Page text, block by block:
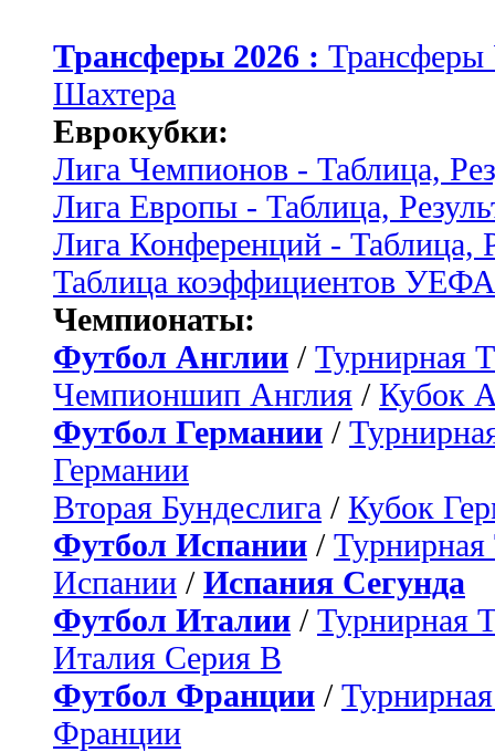
Трансферы 2026 :
Шахтера
Еврокубки:
Лига Чемпионов - Таблица,
Лига Европы - Таблица,
Лига Конференций - Таблица,
Таблица коэффициентов УЕФА
Чемпионаты:
Футбол Англии / Турнирная
Чемпионшип Англия / Кубок
Футбол Германии /
Германии
Вторая Бундеслига / Кубок
Футбол Испании / Турнирная
Испании / Испания Сегунда
Футбол Италии / Турнирная
Италия Серия B
Футбол Франции /
Франции